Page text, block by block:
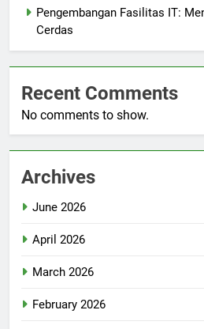
Pengembangan Fasilitas IT:
Cerdas
Recent Comments
No comments to show.
Archives
June 2026
April 2026
March 2026
February 2026